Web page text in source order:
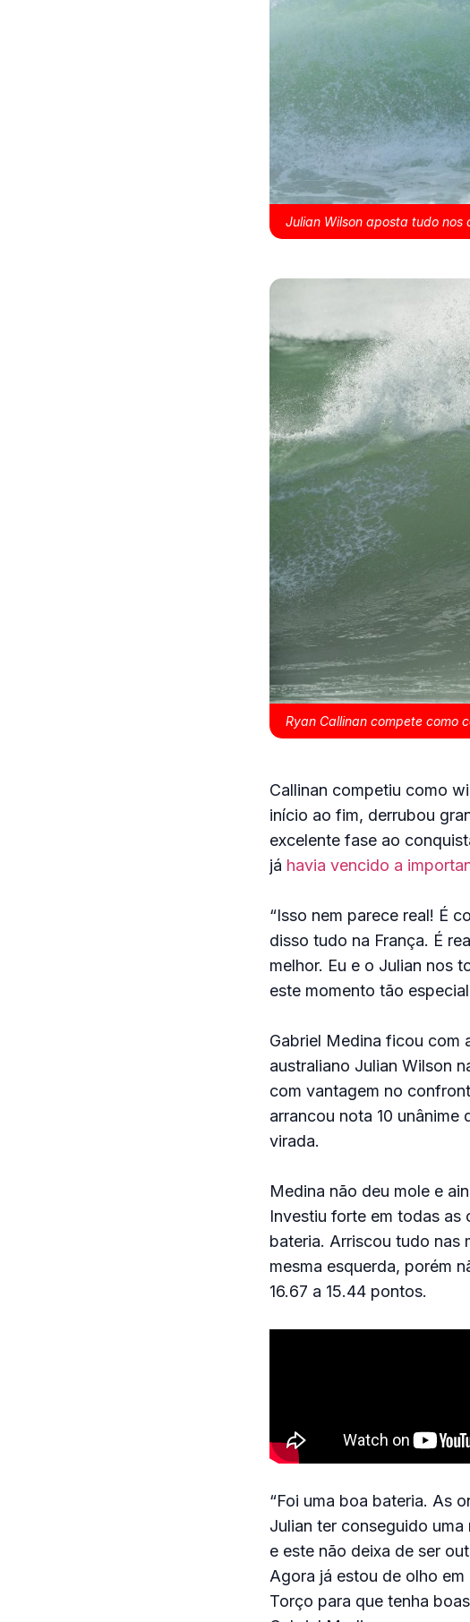
Julian Wilson aposta tudo nos
Ryan Callinan compete como
Callinan competiu como
início ao fim, derrubou
excelente fase ao
já havia vencido a
“Isso nem parece real! É
disso tudo na França. É
melhor. Eu e o Julian nos
este momento tão
Gabriel Medina ficou com
australiano Julian Wilson
com vantagem no
arrancou nota 10 unânime
virada.
Medina não deu mole e
Investiu forte em todas as
bateria. Arriscou tudo nas
mesma esquerda, porém
16.67 a 15.44 pontos.
“Foi uma boa bateria. As
Julian ter conseguido
e este não deixa de ser
Agora já estou de olho
Torço para que tenha